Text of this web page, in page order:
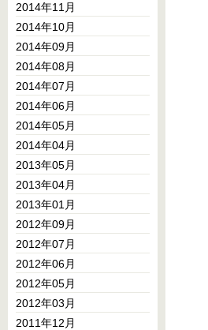
2014年11月
2014年10月
2014年09月
2014年08月
2014年07月
2014年06月
2014年05月
2014年04月
2013年05月
2013年04月
2013年01月
2012年09月
2012年07月
2012年06月
2012年05月
2012年03月
2011年12月